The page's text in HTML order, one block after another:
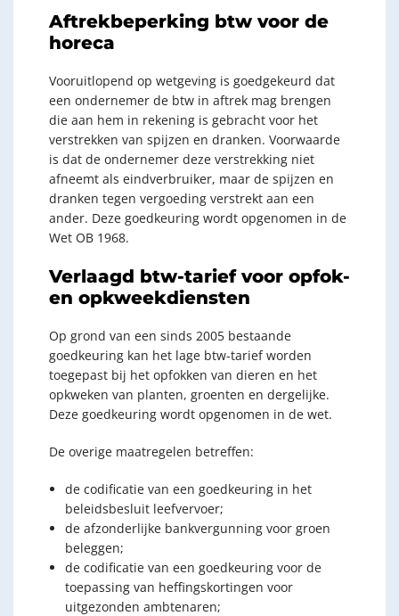
Aftrekbeperking btw voor de
horeca
Vooruitlopend op wetgeving is goedgekeurd dat
een ondernemer de btw in aftrek mag brengen
die aan hem in rekening is gebracht voor het
verstrekken van spijzen en dranken. Voorwaarde
is dat de ondernemer deze verstrekking niet
afneemt als eindverbruiker, maar de spijzen en
dranken tegen vergoeding verstrekt aan een
ander. Deze goedkeuring wordt opgenomen in de
Wet OB 1968.
Verlaagd btw-tarief voor opfok-
en opkweekdiensten
Op grond van een sinds 2005 bestaande
goedkeuring kan het lage btw-tarief worden
toegepast bij het opfokken van dieren en het
opkweken van planten, groenten en dergelijke.
Deze goedkeuring wordt opgenomen in de wet.
De overige maatregelen betreffen:
de codificatie van een goedkeuring in het
beleidsbesluit leefvervoer;
de afzonderlijke bankvergunning voor groen
beleggen;
de codificatie van een goedkeuring voor de
toepassing van heffingskortingen voor
uitgezonden ambtenaren;